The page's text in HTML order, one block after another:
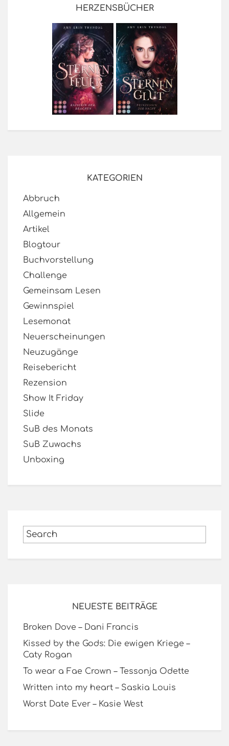
HERZENSBÜCHER
KATEGORIEN
Abbruch
Allgemein
Artikel
Blogtour
Buchvorstellung
Challenge
Gemeinsam Lesen
Gewinnspiel
Lesemonat
Neuerscheinungen
Neuzugänge
Reisebericht
Rezension
Show It Friday
Slide
SuB des Monats
SuB Zuwachs
Unboxing
NEUESTE BEITRÄGE
Broken Dove – Dani Francis
Kissed by the Gods: Die ewigen Kriege –
Caty Rogan
To wear a Fae Crown – Tessonja Odette
Written into my heart – Saskia Louis
Worst Date Ever – Kasie West